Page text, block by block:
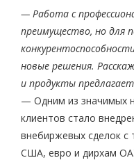
— Работа с
преимущество, но для
новые решения.
и продукты
— Одним из значимых
клиентов стало
внебиржевых сделок с
США, евро и дирхам